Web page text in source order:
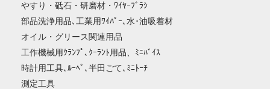
やすり・砥石・研磨材・ﾜｲﾔｰﾌﾞﾗｼ
部品洗浄用品､工業用ﾜｲﾊﾟｰ､水･油吸着材
オイル・グリース関連用品
工作機械用ｸﾗﾝﾌﾟ､ｸｰﾗﾝﾄ用品、ﾐﾆﾊﾞｲｽ
時計用工具､ﾙｰﾍﾟ､半田ごて､ﾐﾆﾄｰﾁ
測定工具